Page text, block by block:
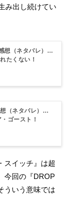
み出し続けてい
想（ネタバレ）…
たくない！
想（ネタバレ）…
ゴースト！
スイッチ』は超
今回の『DROP
ういう意味では